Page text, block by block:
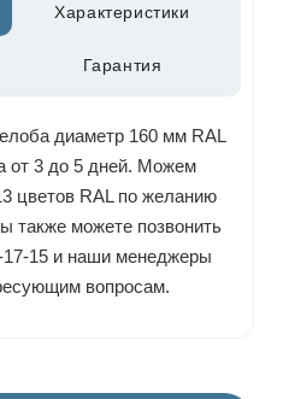
Характеристики
Гарантия
диаметр 160 мм RAL
от 3 до 5 дней. Можем
цветов RAL по желанию
также можете позвонить
17-15 и наши менеджеры
вопросам.